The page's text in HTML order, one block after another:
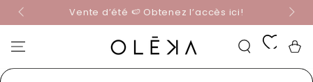
IGNORER LE
CONTENU
☀️ Obtenez-le maintenant, payez plus tard avec
Shop Pay
Panier